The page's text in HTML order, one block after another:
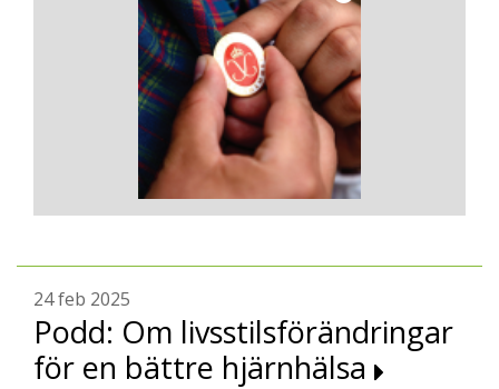
24 feb 2025
Podd: Om livsstilsförändringar
för en bättre hjärnhälsa